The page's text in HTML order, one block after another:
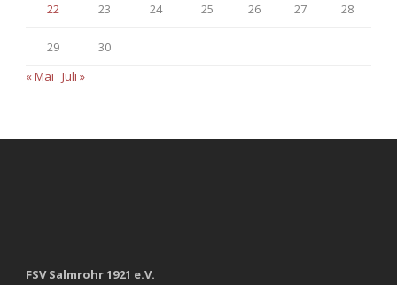
22 23 24 25 26 27 28
29
30
« Mai Juli »
FSV Salmrohr 1921 e.V.